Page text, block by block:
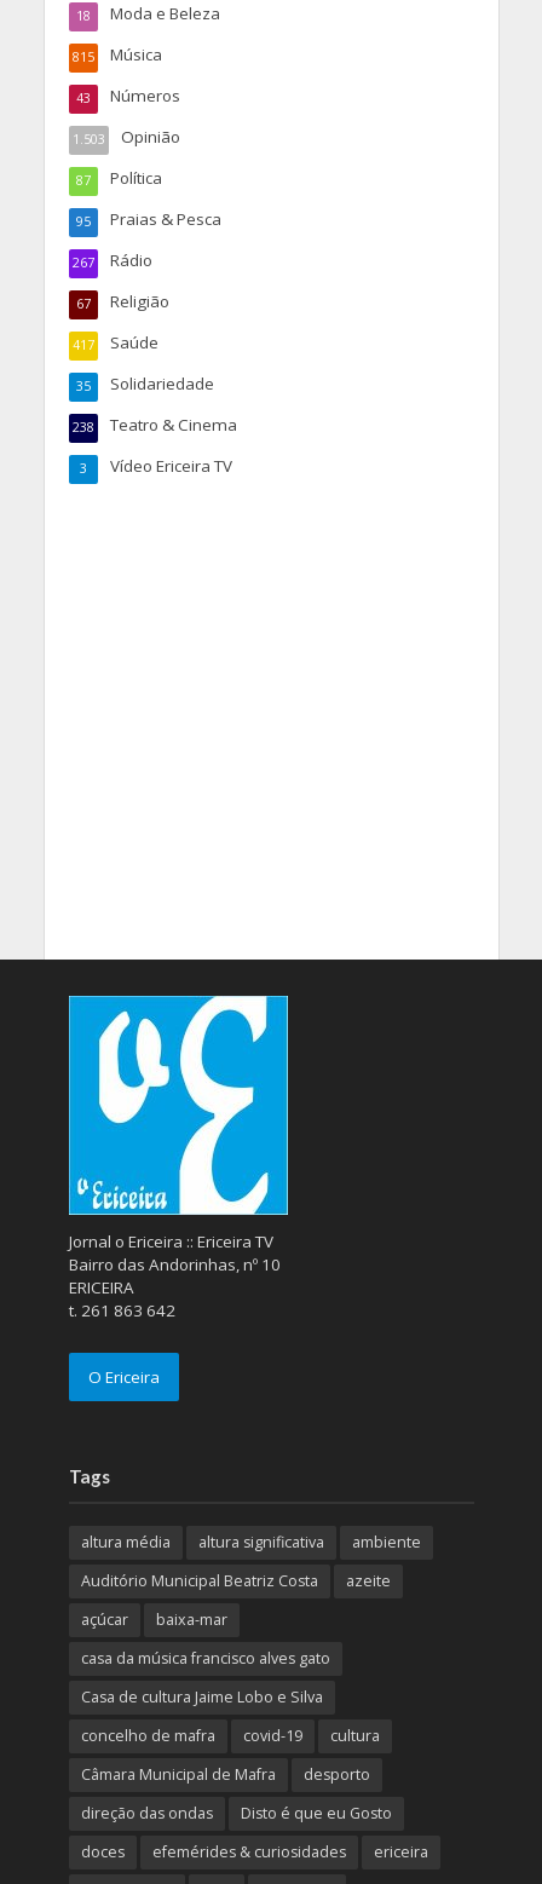
Moda e Beleza
18
Música
815
Números
43
Opinião
1.503
Política
87
Praias & Pesca
95
Rádio
267
Religião
67
Saúde
417
Solidariedade
35
Teatro & Cinema
238
Vídeo Ericeira TV
3
Jornal o Ericeira :: Ericeira TV
Bairro das Andorinhas, nº 10
ERICEIRA
t. 261 863 642
O Ericeira
Tags
altura média altura significativa
ambiente
Auditório Municipal Beatriz Costa
azeite
açúcar
baixa-mar
casa da música francisco alves gato
Casa de cultura Jaime Lobo e Silva
concelho de mafra
covid-19
cultura
Câmara Municipal de Mafra
desporto
direção das ondas
Disto é que eu Gosto
doces
efemérides & curiosidades
ericeira